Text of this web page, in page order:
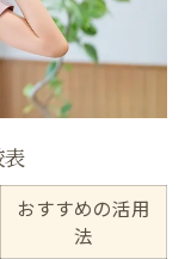
る理由
復を目指す
れに差が出る
ュー比較
ローチ法
化する秘訣
おすすめの活用
法